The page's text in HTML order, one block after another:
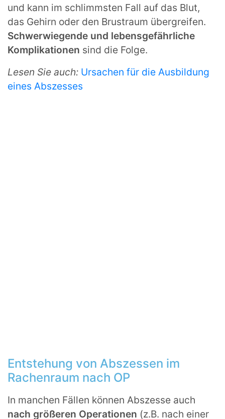
und kann im schlimmsten Fall auf das Blut,
das Gehirn oder den Brustraum übergreifen.
Schwerwiegende und lebensgefährliche
Komplikationen sind die Folge.
Lesen Sie auch: Ursachen für die Ausbildung
eines Abszesses
Entstehung von Abszessen im
Rachenraum nach OP
In manchen Fällen können Abszesse auch
nach größeren Operationen (z.B. nach einer